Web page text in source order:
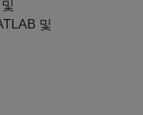
및